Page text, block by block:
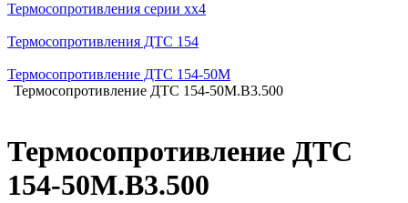
Термосопротивления серии хх4
Термосопротивления ДТС 154
Термосопротивление ДТС 154-50М
Термосопротивление ДТС 154-50М.В3.500
Термосопротивление ДТС
154-50М.В3.500